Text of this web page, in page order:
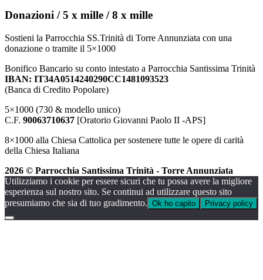
Donazioni / 5 x mille / 8 x mille
Sostieni la Parrocchia SS.Trinità di Torre Annunziata con una
donazione o tramite il 5×1000
Bonifico Bancario su conto intestato a Parrocchia Santissima Trinità
IBAN: IT34A0514240290CC1481093523
(Banca di Credito Popolare)
5×1000 (730 & modello unico)
C.F. 90063710637 [Oratorio Giovanni Paolo II -APS]
8×1000 alla Chiesa Cattolica per sostenere tutte le opere di carità
della Chiesa Italiana
2026 © Parrocchia Santissima Trinità - Torre Annunziata
Utilizziamo i cookie per essere sicuri che tu possa avere la migliore
esperienza sul nostro sito. Se continui ad utilizzare questo sito
presumiamo che sia di tuo gradimento. Ok ho capito Privacy policy